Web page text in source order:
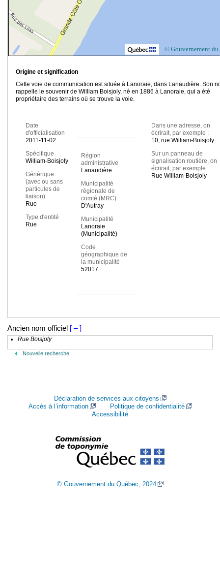
© Gouvernement du
Origine et signification
Cette voie de communication est située à Lanoraie, dans Lanaudière. Son
rappelle le souvenir de William Boisjoly, né en 1886 à Lanoraie, qui a été
propriétaire des terrains où se trouve la voie.
Date
d'officialisation
2011-11-02
Spécifique
William-Boisjoly
Générique
(avec ou sans
particules de
liaison)
Rue
Type d'entité
Rue
Région
administrative
Lanaudière
Municipalité
régionale de
comté (MRC)
D'Autray
Municipalité
Lanoraie
(Municipalité)
Code
géographique de
la municipalité
52017
Dans une adresse, on
écrirait, par exemple :
10, rue William-Boisjoly
Sur un panneau de
signalisation routière, on
écrirait, par exemple :
Rue William-Boisjoly
Ancien nom officiel [ – ]
Rue Boisjoly
Nouvelle recherche
Déclaration de services aux citoyens
Accès à l’information
Politique de confidentialité
Accessibilité
© Gouvernement du Québec, 2024